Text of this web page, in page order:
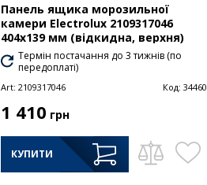
Панель ящика морозильної
камери Electrolux 2109317046
404х139 мм (відкидна, верхня)
Термін постачання до 3 тижнів (по
передоплаті)
Art: 2109317046 Код: 34460
1 410 грн
КУПИТИ